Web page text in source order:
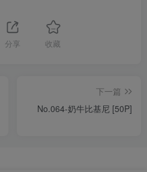
分享 收藏
下一篇
No.064-奶牛比基尼 [50P]